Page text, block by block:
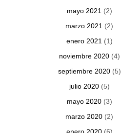
mayo 2021 (2)
marzo 2021 (2)
enero 2021 (1)
noviembre 2020(4)
septiembre 2020(5)
julio 2020(5)
mayo 2020(3)
marzo 2020 (2)